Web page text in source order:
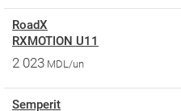
RoadX
RXMOTION U11
2 023 MDL/un
Semperit